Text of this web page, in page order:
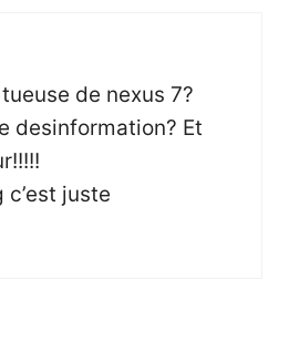
de nexus 7?
desinformation? Et
juste